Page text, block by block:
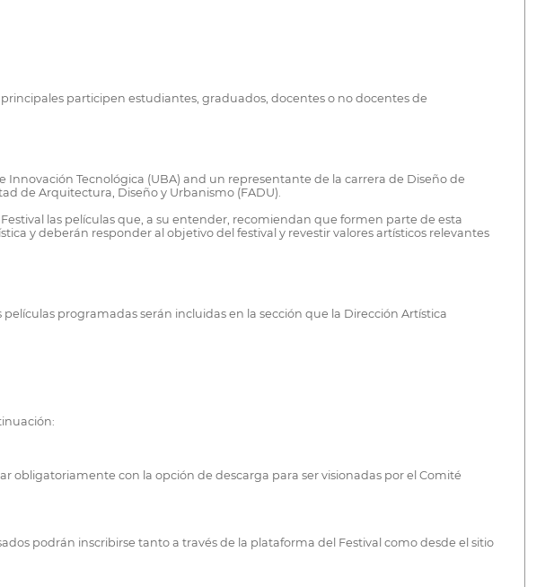
participen estudiantes, graduados, docentes o no docentes de
Tecnológica (UBA) and un representante de la carrera de Diseño de
de Arquitectura, Diseño y Urbanismo (FADU).
las películas que, a su entender, recomiendan que formen parte de esta
y deberán responder al objetivo del festival y revestir valores artísticos relevantes
programadas serán incluidas en la sección que la Dirección Artística
obligatoriamente con la opción de descarga para ser visionadas por el Comité
podrán inscribirse tanto a través de la plataforma del Festival como desde el sitio